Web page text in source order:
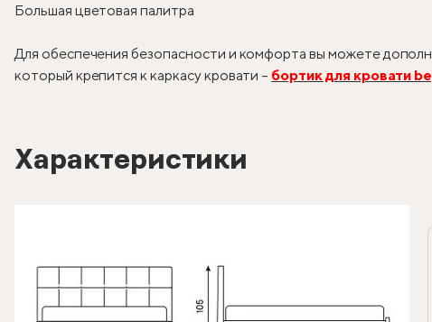
Большая цветовая палитра
Для обеспечения безопасности и комфорта вы можете
который крепится к каркасу кровати – бортик для кровати
Характеристики